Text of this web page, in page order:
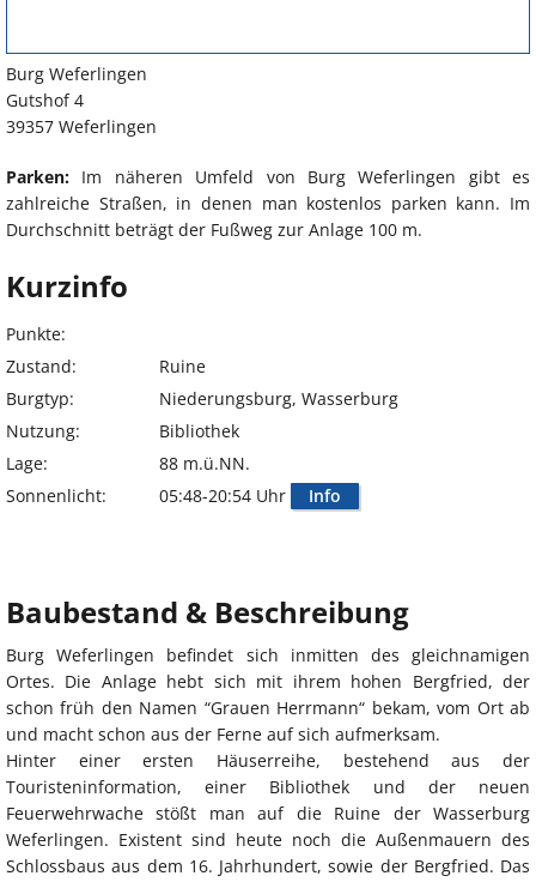
Burg Weferlingen
Gutshof 4
39357 Weferlingen
Parken: Im näheren Umfeld von Burg Weferlingen gibt es
zahlreiche Straßen, in denen man kostenlos parken kann. Im
Durchschnitt beträgt der Fußweg zur Anlage 100 m.
Kurzinfo
Punkte:
Zustand:
Ruine
Burgtyp:
Niederungsburg, Wasserburg
Nutzung:
Bibliothek
Lage:
88 m.ü.NN.
Sonnenlicht:
05:48-20:54 Uhr Info
Baubestand & Beschreibung
Burg Weferlingen befindet sich inmitten des gleichnamigen
Ortes. Die Anlage hebt sich mit ihrem hohen Bergfried, der
schon früh den Namen “Grauen Herrmann“ bekam, vom Ort ab
und macht schon aus der Ferne auf sich aufmerksam.
Hinter einer ersten Häuserreihe, bestehend aus der
Touristeninformation, einer Bibliothek und der neuen
Feuerwehrwache stößt man auf die Ruine der Wasserburg
Weferlingen. Existent sind heute noch die Außenmauern des
Schlossbaus aus dem 16. Jahrhundert, sowie der Bergfried. Das